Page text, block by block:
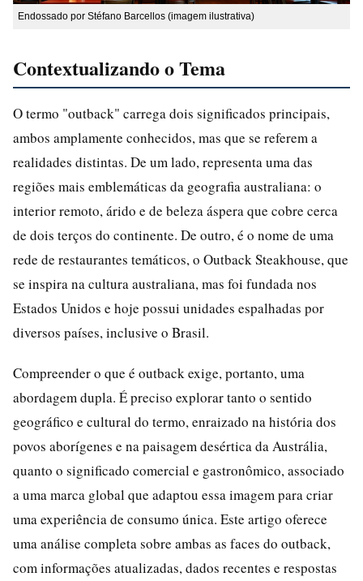
Endossado por Stéfano Barcellos (imagem ilustrativa)
Contextualizando o Tema
O termo "outback" carrega dois significados principais,
ambos amplamente conhecidos, mas que se referem a
realidades distintas. De um lado, representa uma das
regiões mais emblemáticas da geografia australiana: o
interior remoto, árido e de beleza áspera que cobre cerca
de dois terços do continente. De outro, é o nome de uma
rede de restaurantes temáticos, o Outback Steakhouse, que
se inspira na cultura australiana, mas foi fundada nos
Estados Unidos e hoje possui unidades espalhadas por
diversos países, inclusive o Brasil.
Compreender o que é outback exige, portanto, uma
abordagem dupla. É preciso explorar tanto o sentido
geográfico e cultural do termo, enraizado na história dos
povos aborígenes e na paisagem desértica da Austrália,
quanto o significado comercial e gastronômico, associado
a uma marca global que adaptou essa imagem para criar
uma experiência de consumo única. Este artigo oferece
uma análise completa sobre ambas as faces do outback,
com informações atualizadas, dados recentes e respostas